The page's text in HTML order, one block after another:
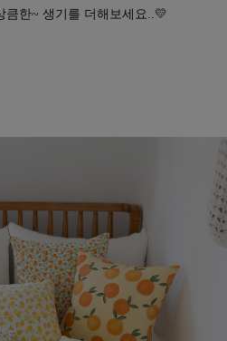
큼한~ 생기를 더해보세요..💛